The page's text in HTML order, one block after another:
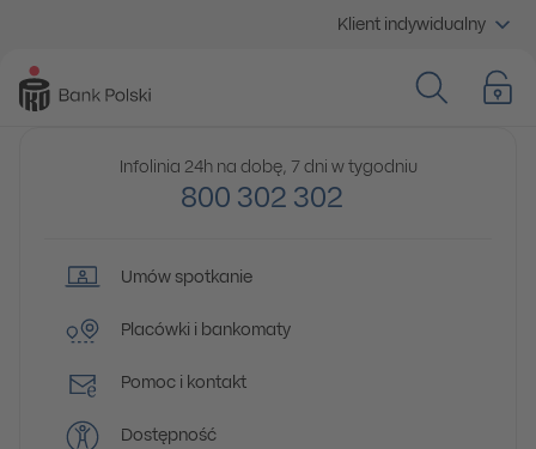
Klient indywidualny
Infolinia 24h na dobę, 7 dni w tygodniu
800 302 302
Umów spotkanie
Placówki i bankomaty
Pomoc i kontakt
Dostępność